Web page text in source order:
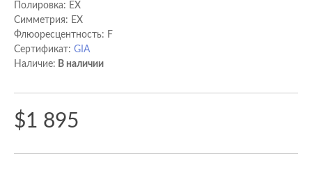
Полировка: EX
Cимметрия: EX
Флюоресцентность: F
Сертификат: GIA
Наличие: В наличии
$1 895